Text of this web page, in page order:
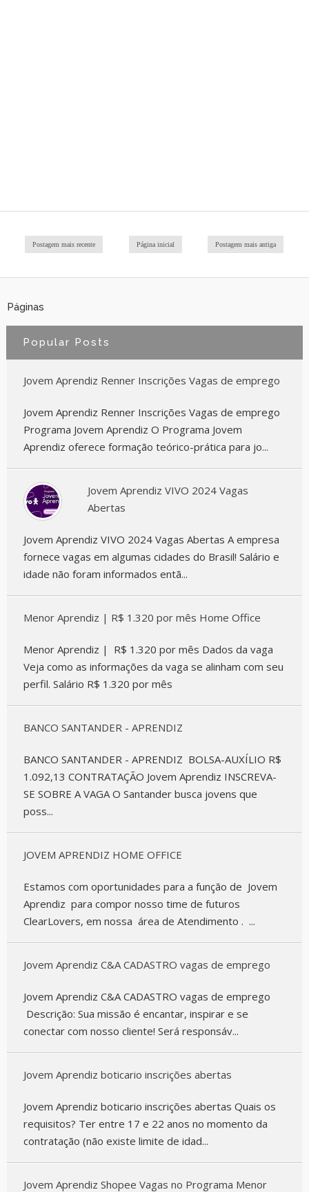
Postagem mais recente Postagem mais antiga
Página inicial
Páginas
Popular Posts
Jovem Aprendiz Renner Inscrições Vagas de emprego
Jovem Aprendiz Renner Inscrições Vagas de emprego
Programa Jovem Aprendiz O Programa Jovem
Aprendiz oferece formação teórico-prática para jo...
Jovem Aprendiz VIVO 2024 Vagas
Abertas
Jovem Aprendiz VIVO 2024 Vagas Abertas A empresa
fornece vagas em algumas cidades do Brasil! Salário e
idade não foram informados entã...
Menor Aprendiz | R$ 1.320 por mês Home Office
Menor Aprendiz | R$ 1.320 por mês Dados da vaga
Veja como as informações da vaga se alinham com seu
perfil. Salário R$ 1.320 por mês
BANCO SANTANDER - APRENDIZ
BANCO SANTANDER - APRENDIZ BOLSA-AUXÍLIO R$
1.092,13 CONTRATAÇÃO Jovem Aprendiz INSCREVA-
SE SOBRE A VAGA O Santander busca jovens que
poss...
JOVEM APRENDIZ HOME OFFICE
Estamos com oportunidades para a função de Jovem
Aprendiz para compor nosso time de futuros
ClearLovers, em nossa área de Atendimento . ...
Jovem Aprendiz C&A CADASTRO vagas de emprego
Jovem Aprendiz C&A CADASTRO vagas de emprego
Descrição: Sua missão é encantar, inspirar e se
conectar com nosso cliente! Será responsáv...
Jovem Aprendiz boticario inscrições abertas
Jovem Aprendiz boticario inscrições abertas Quais os
requisitos? Ter entre 17 e 22 anos no momento da
contratação (não existe limite de idad...
Jovem Aprendiz Shopee Vagas no Programa Menor